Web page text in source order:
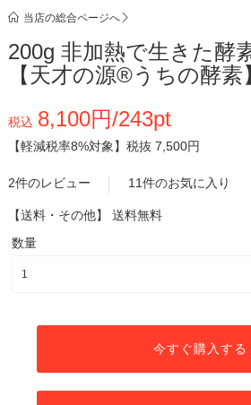
当店の総合ページへ
200g 非加熱で生きた酵
【天才の源®︎うちの酵素
税込 8,100円/243pt
【軽減税率8%対象】 税抜 7,500円
2件のレビュー 11件のお気に入り
【送料・その他】 送料無料
数量
今すぐ購入する